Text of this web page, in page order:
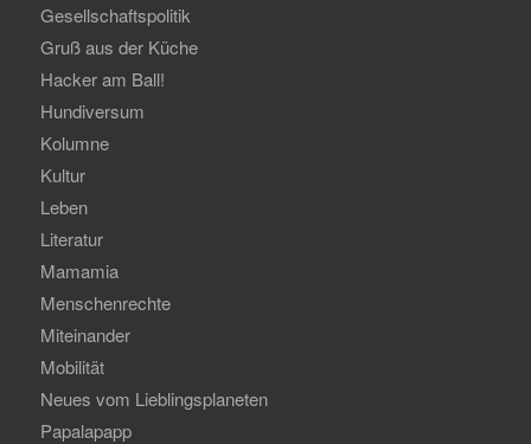
Gesellschaftspolitik
Gruß aus der Küche
Hacker am Ball!
Hundiversum
Kolumne
Kultur
Leben
Literatur
Mamamia
Menschenrechte
Miteinander
Mobilität
Neues vom Lieblingsplaneten
Papalapapp